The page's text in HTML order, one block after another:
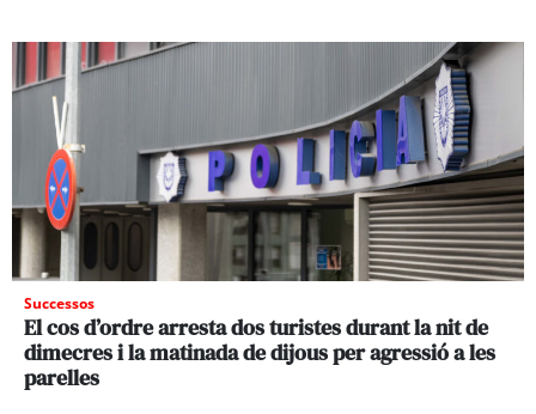
Successos
El cos d’ordre arresta dos turistes durant la nit de
dimecres i la matinada de dijous per agressió a les
parelles